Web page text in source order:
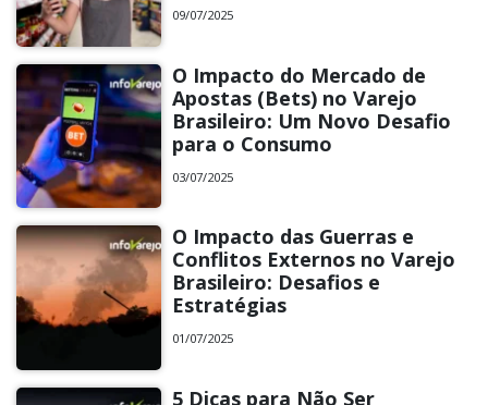
09/07/2025
O Impacto do Mercado de
Apostas (Bets) no Varejo
Brasileiro: Um Novo Desafio
para o Consumo
03/07/2025
O Impacto das Guerras e
Conflitos Externos no Varejo
Brasileiro: Desafios e
Estratégias
01/07/2025
5 Dicas para Não Ser